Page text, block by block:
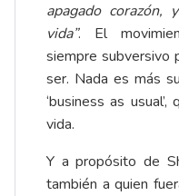
apagado
vida”. El
siempre subversivo
ser. Nada es más
‘business as
vida.
Y a propósito de
también a quien